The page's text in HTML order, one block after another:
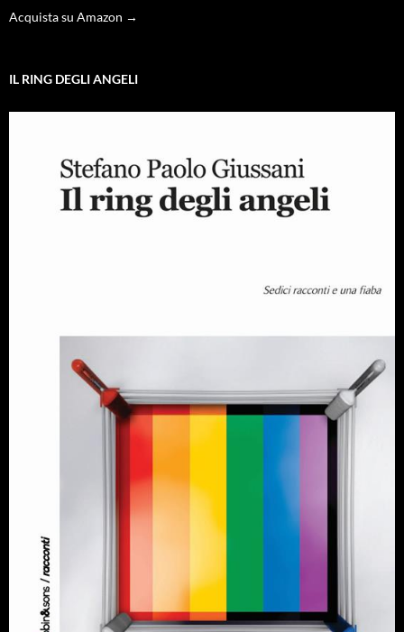
Acquista su Amazon →
IL RING DEGLI ANGELI